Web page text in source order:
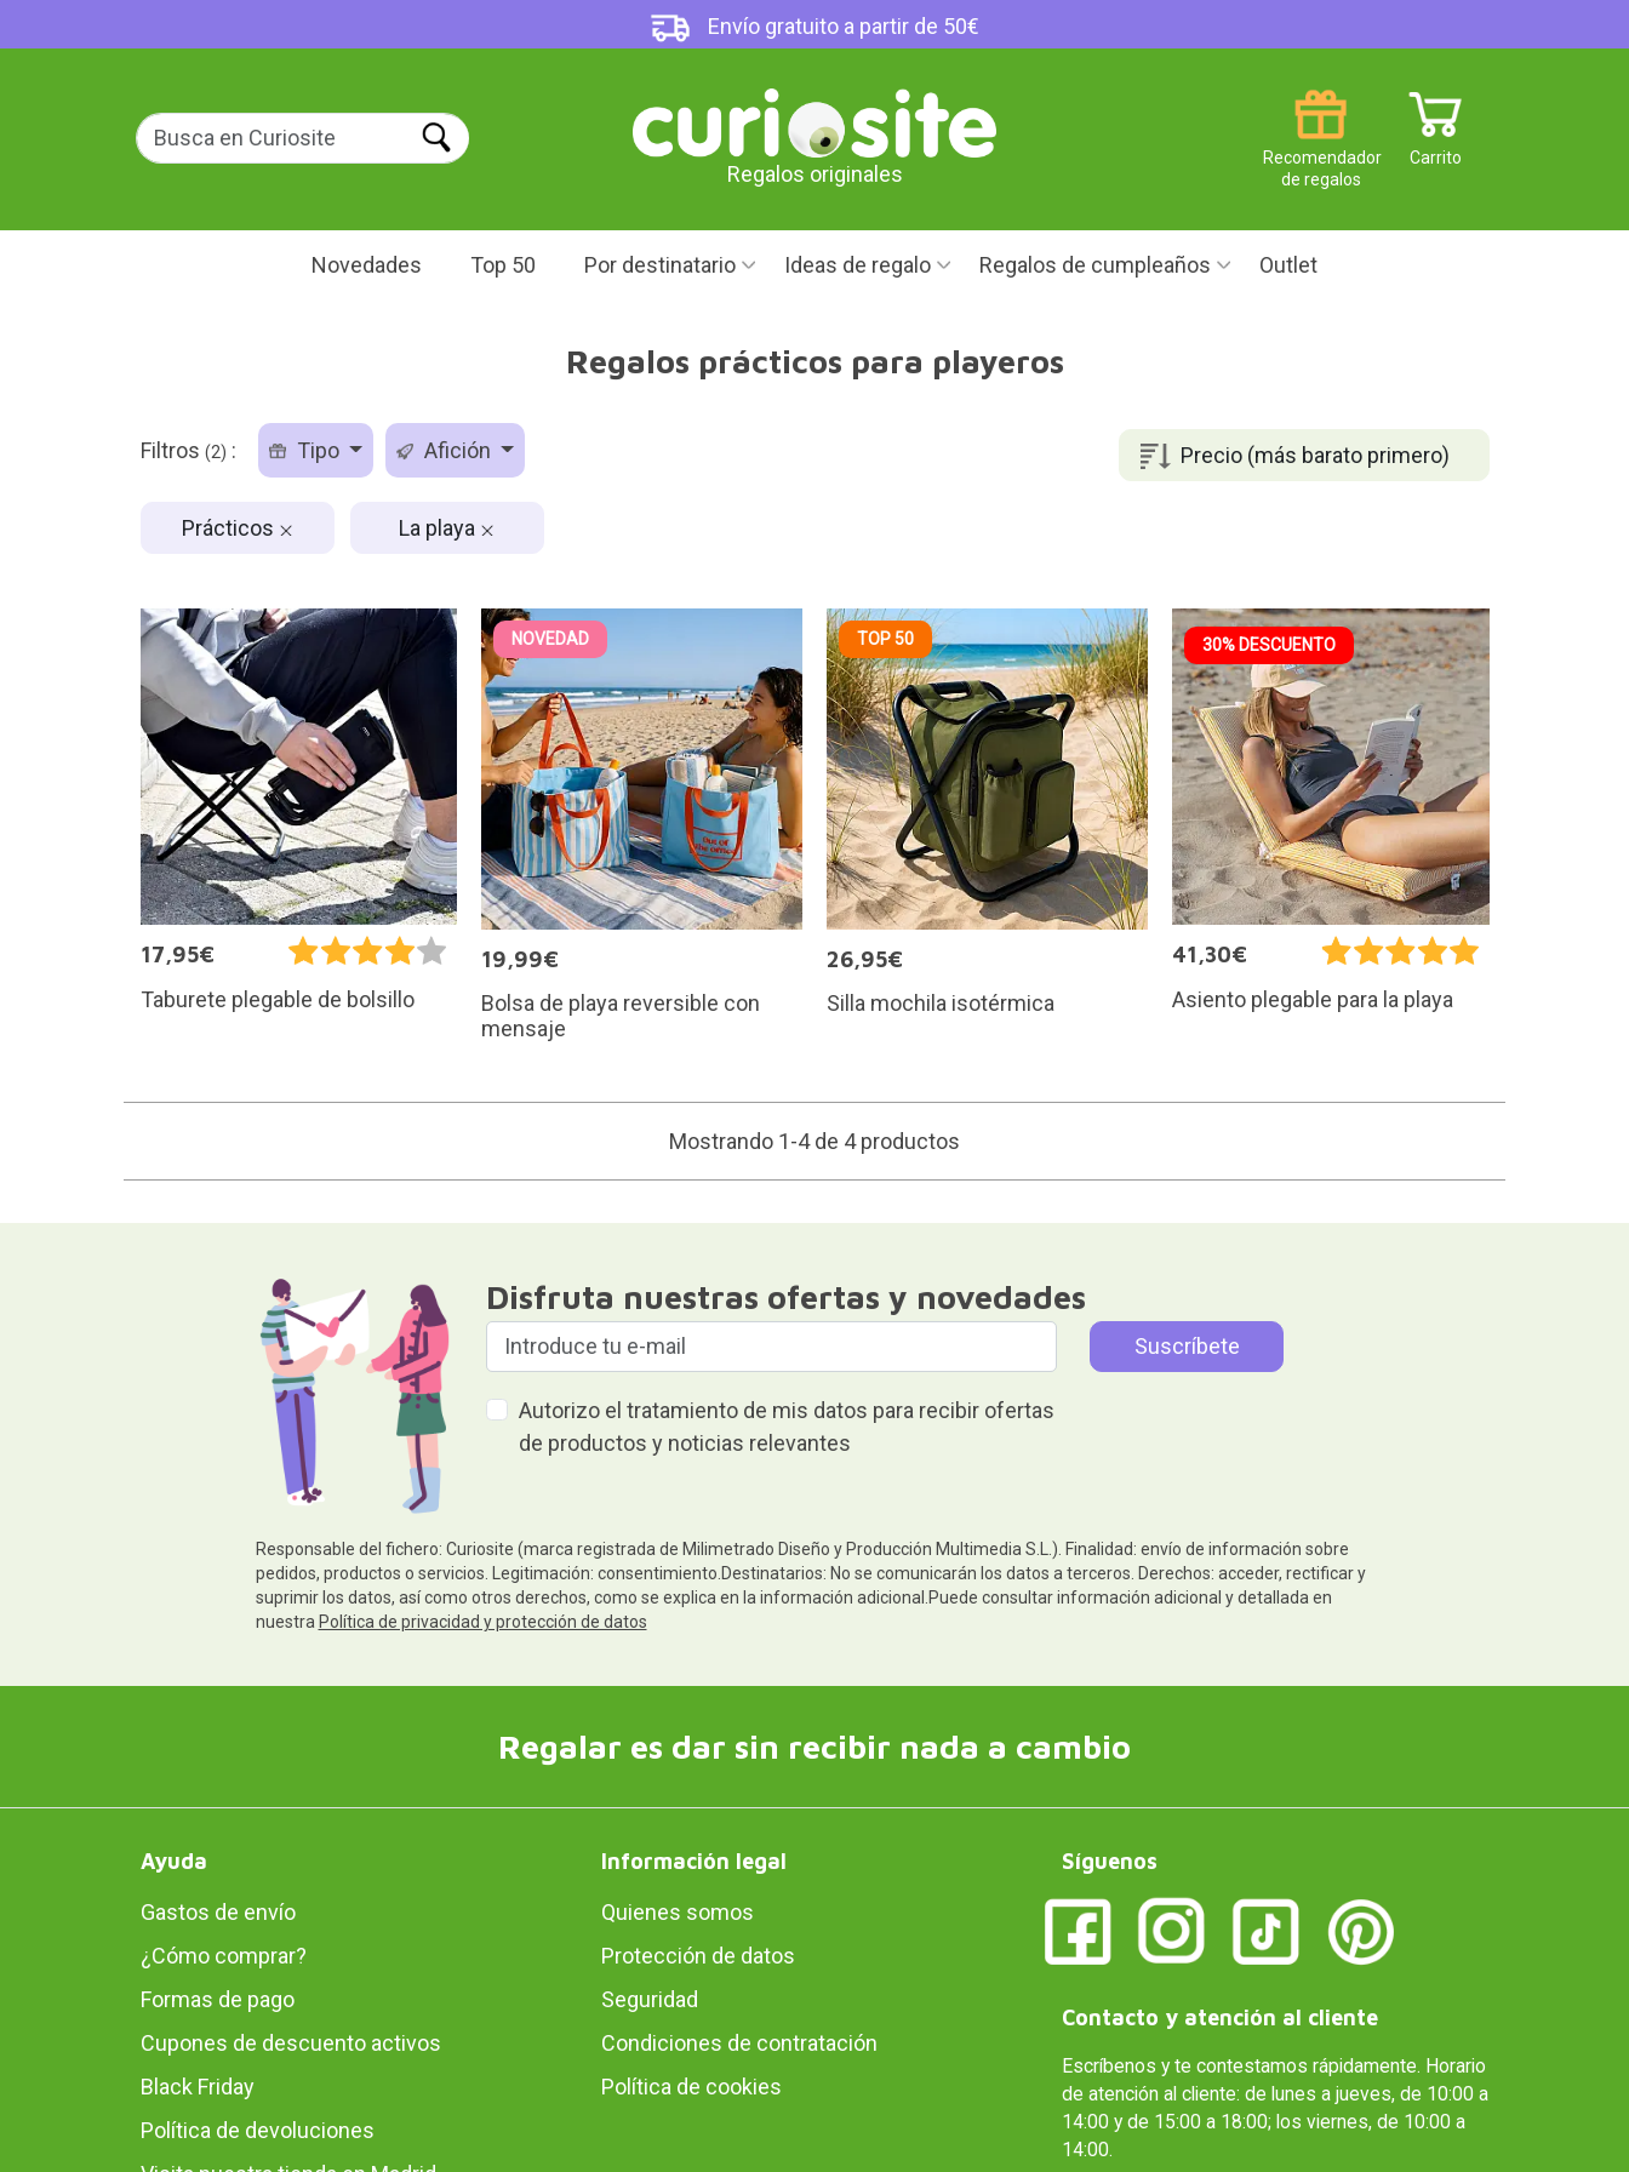
Envío gratuito a partir de 50€
Regalos originales
Carrito
Recomendador
de regalos
Novedades Top 50 Por destinatario Ideas de regalo Regalos de cumpleaños Outlet
Regalos prácticos para playeros
Precio (más barato primero)
Filtros (2) : Tipo Afición
Prácticos La playa
17,95€
Taburete plegable de bolsillo
NOVEDAD
19,99€
Bolsa de playa reversible con
mensaje
TOP 50
26,95€
Silla mochila isotérmica
30% DESCUENTO
41,30€
Asiento plegable para la playa
Mostrando 1-4 de 4 productos
Disfruta nuestras ofertas y novedades
Autorizo el tratamiento de mis datos para recibir ofertas
de productos y noticias relevantes
Responsable del fichero: Curiosite (marca registrada de Milimetrado Diseño y Producción Multimedia S.L.). Finalidad: envío de información sobre
pedidos, productos o servicios. Legitimación: consentimiento.Destinatarios: No se comunicarán los datos a terceros. Derechos: acceder, rectificar y
suprimir los datos, así como otros derechos, como se explica en la información adicional.Puede consultar información adicional y detallada en
nuestra Política de privacidad y protección de datos
Regalar es dar sin recibir nada a cambio
Ayuda
Gastos de envío
¿Cómo comprar?
Formas de pago
Cupones de descuento activos
Black Friday
Política de devoluciones
Información legal
Quienes somos
Protección de datos
Seguridad
Condiciones de contratación
Política de cookies
Síguenos
Contacto y atención al cliente
Escríbenos y te contestamos rápidamente. Horario
de atención al cliente: de lunes a jueves, de 10:00 a
14:00 y de 15:00 a 18:00; los viernes, de 10:00 a
14:00.